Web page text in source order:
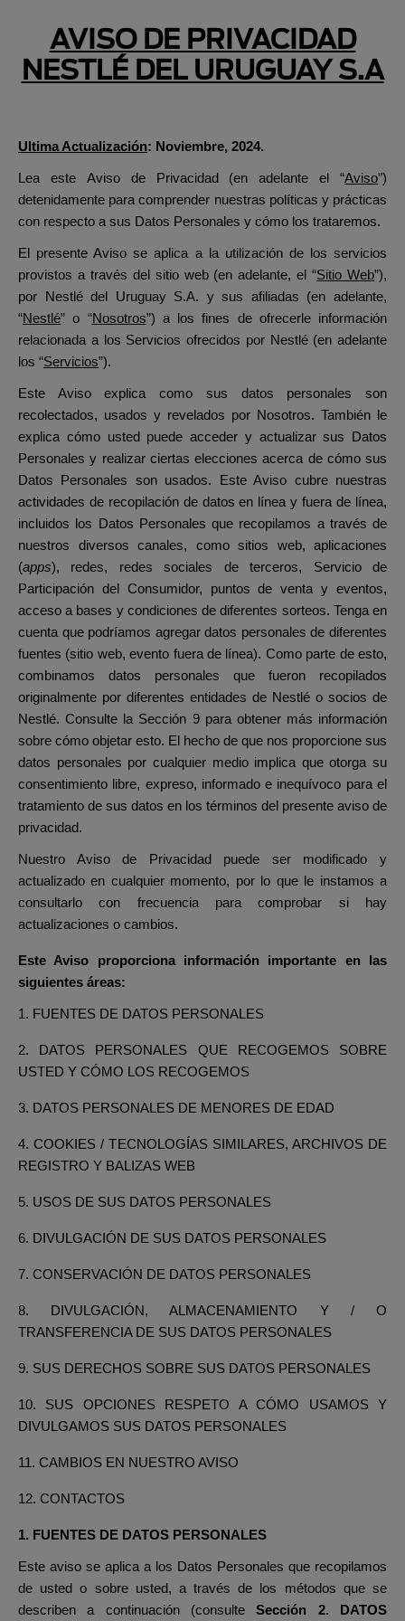
AVISO DE PRIVACIDAD
NESTLÉ DEL URUGUAY S.A
Ultima Actualización: Noviembre, 2024.
Lea este Aviso de Privacidad (en adelante el “Aviso”)
detenidamente para comprender nuestras políticas y prácticas
con respecto a sus Datos Personales y cómo los trataremos.
El presente Aviso se aplica a la utilización de los servicios
provistos a través del sitio web (en adelante, el “Sitio Web”),
por Nestlé del Uruguay S.A. y sus afiliadas (en adelante,
“Nestlé” o “Nosotros”) a los fines de ofrecerle información
relacionada a los Servicios ofrecidos por Nestlé (en adelante
los “Servicios”).
Este Aviso explica como sus datos personales son
recolectados, usados y revelados por Nosotros. También le
explica cómo usted puede acceder y actualizar sus Datos
Personales y realizar ciertas elecciones acerca de cómo sus
Datos Personales son usados. Este Aviso cubre nuestras
actividades de recopilación de datos en línea y fuera de línea,
incluidos los Datos Personales que recopilamos a través de
nuestros diversos canales, como sitios web, aplicaciones
(apps), redes, redes sociales de terceros, Servicio de
Participación del Consumidor, puntos de venta y eventos,
acceso a bases y condiciones de diferentes sorteos. Tenga en
cuenta que podríamos agregar datos personales de diferentes
fuentes (sitio web, evento fuera de línea). Como parte de esto,
combinamos datos personales que fueron recopilados
originalmente por diferentes entidades de Nestlé o socios de
Nestlé. Consulte la Sección 9 para obtener más información
sobre cómo objetar esto. El hecho de que nos proporcione sus
datos personales por cualquier medio implica que otorga su
consentimiento libre, expreso, informado e inequívoco para el
tratamiento de sus datos en los términos del presente aviso de
privacidad.
Nuestro Aviso de Privacidad puede ser modificado y
actualizado en cualquier momento, por lo que le instamos a
consultarlo con frecuencia para comprobar si hay
actualizaciones o cambios.
Este Aviso proporciona información importante en las
siguientes áreas:
1. FUENTES DE DATOS PERSONALES
2. DATOS PERSONALES QUE RECOGEMOS SOBRE
USTED Y CÓMO LOS RECOGEMOS
3. DATOS PERSONALES DE MENORES DE EDAD
4. COOKIES / TECNOLOGÍAS SIMILARES, ARCHIVOS DE
REGISTRO Y BALIZAS WEB
5. USOS DE SUS DATOS PERSONALES
6. DIVULGACIÓN DE SUS DATOS PERSONALES
7. CONSERVACIÓN DE DATOS PERSONALES
8. DIVULGACIÓN, ALMACENAMIENTO Y / O
TRANSFERENCIA DE SUS DATOS PERSONALES
9. SUS DERECHOS SOBRE SUS DATOS PERSONALES
10. SUS OPCIONES RESPETO A CÓMO USAMOS Y
DIVULGAMOS SUS DATOS PERSONALES
11. CAMBIOS EN NUESTRO AVISO
12. CONTACTOS
1. FUENTES DE DATOS PERSONALES
Este aviso se aplica a los Datos Personales que recopilamos
de usted o sobre usted, a través de los métodos que se
describen a continuación (consulteSección 2. DATOS